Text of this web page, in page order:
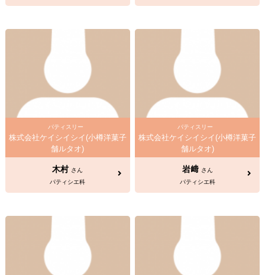
パティスリー
株式会社ケイシイシイ(小樽洋菓子
舗ルタオ)
木村 さん
パティシエ科
パティスリー
株式会社ケイシイシイ(小樽洋菓子
舗ルタオ)
岩﨑 さん
パティシエ科